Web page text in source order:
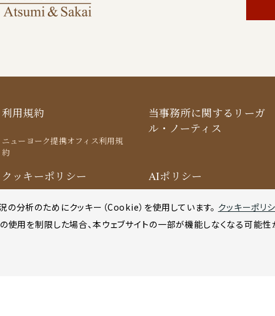
利用規約
ニューヨーク提携オフィス利用規
約
当事務所に関するリーガ
ル・ノーティス
クッキーポリシー AIポリシー
の分析のためにクッキー（Cookie）を使用しています。 クッキーポリ
使用を制限した場合、本ウェブサイトの一部が機能しなくなる可能